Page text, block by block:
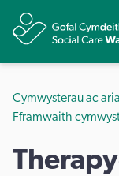
Cymwysterau ac
Fframwaith